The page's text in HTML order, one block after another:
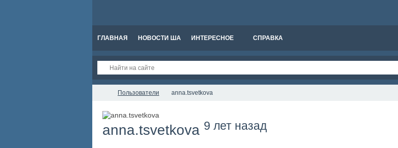
ГЛАВНАЯ НОВОСТИ ША ИНТЕРЕСНОЕ СПРАВКА
Пользователи anna.tsvetkova
anna.tsvetkova 9 лет назад